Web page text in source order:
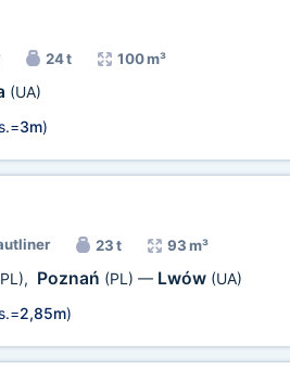
24 t 100 m³
(UA)
3m)
23 t 93 m³
, Poznań (PL) — Lwów (UA)
2,85m)